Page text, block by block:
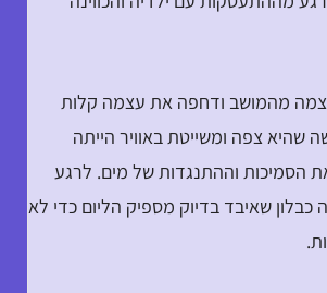
מהמושב ודחפה את עצמה קלות
שהיא צפה ומשייטת באוויר הייתה
הסמיכות וההתנגדות של מים. לרגע
שאיבד בדיוק מספיק הליום כדי לא